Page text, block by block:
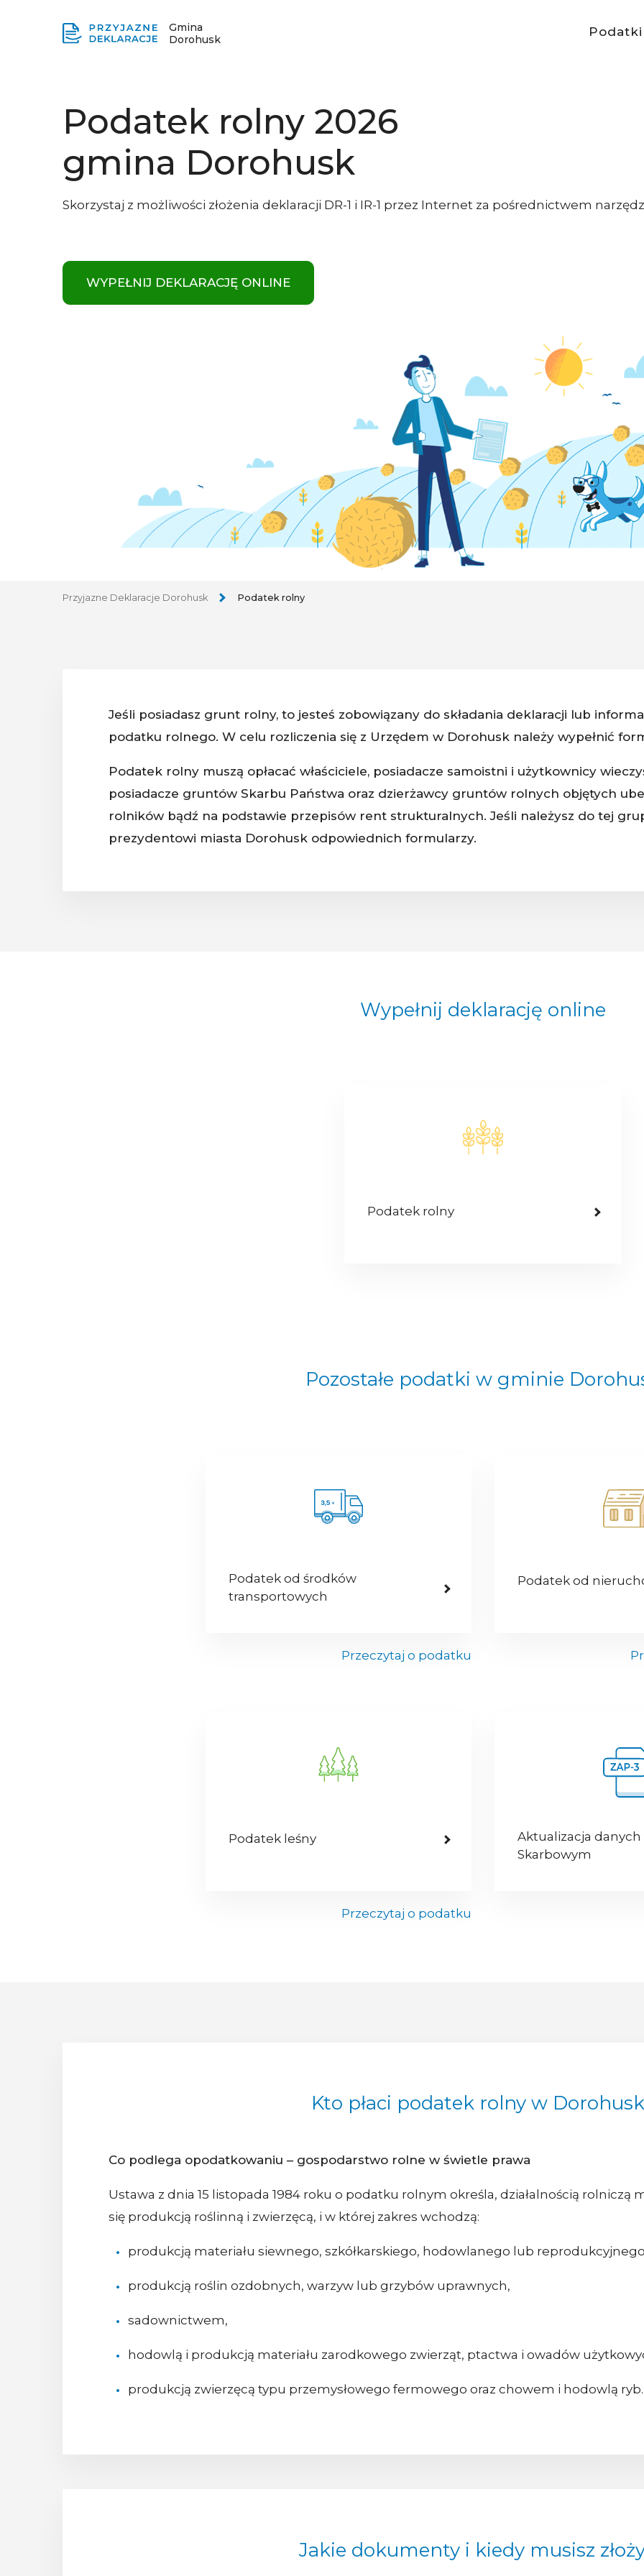
Gmina
Dorohusk
Podatki
Podatek rolny 2026
gmina Dorohusk
Skorzystaj z możliwości złożenia deklaracji DR-1 i IR-1 przez Internet za pośrednictwem
WYPEŁNIJ DEKLARACJĘ ONLINE
Przyjazne Deklaracje Dorohusk Podatek rolny
Jeśli posiadasz grunt rolny, to jesteś zobowiązany do składania deklaracji lub
podatku rolnego. W celu rozliczenia się z Urzędem w Dorohusk należy wypełnić
Podatek rolny muszą opłacać właściciele, posiadacze samoistni i użytkownicy
posiadacze gruntów Skarbu Państwa oraz dzierżawcy gruntów rolnych objętych
rolników bądź na podstawie przepisów rent strukturalnych. Jeśli należysz do tej
prezydentowi miasta Dorohusk odpowiednich formularzy.
Wypełnij deklarację online
Podatek rolny
Pozostałe podatki w gminie
Podatek od środków
transportowych
Przeczytaj o podatku
Podatek od
Podatek leśny
Przeczytaj o podatku
Aktualizacja danych
Skarbowym
Kto płaci podatek rolny w
Co podlega opodatkowaniu – gospodarstwo rolne w świetle prawa
Ustawa z dnia 15 listopada 1984 roku o podatku rolnym określa, działalnością rolniczą
się produkcją roślinną i zwierzęcą, i w której zakres wchodzą:
produkcją materiału siewnego, szkółkarskiego, hodowlanego lub
produkcją roślin ozdobnych, warzyw lub grzybów uprawnych,
sadownictwem,
hodowlą i produkcją materiału zarodkowego zwierząt, ptactwa i owadów
produkcją zwierzęcą typu przemysłowego fermowego oraz chowem i hodowlą ryb.
Jakie dokumenty i kiedy musisz